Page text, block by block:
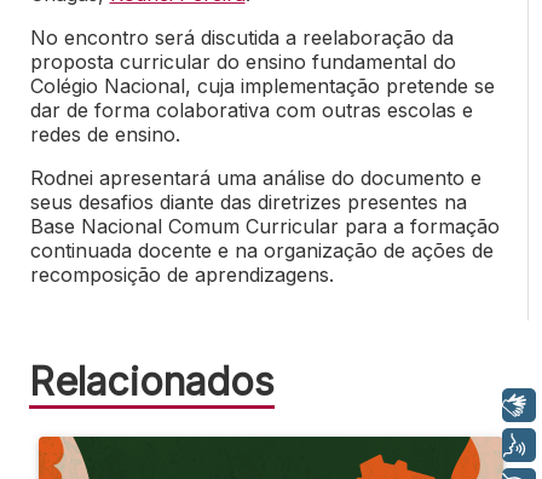
No encontro será discutida a reelaboração da
proposta curricular do ensino fundamental do
Colégio Nacional, cuja implementação pretende se
dar de forma colaborativa com outras escolas e
redes de ensino.
Rodnei apresentará uma análise do documento e
seus desafios diante das diretrizes presentes na
Base Nacional Comum Curricular para a formação
continuada docente e na organização de ações de
recomposição de aprendizagens.
Relacionados
Voz